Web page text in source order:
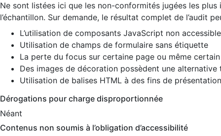
Ne sont listées ici que les non-conformités jugées les
l’échantillon. Sur demande, le résultat complet de l’audit
L’utilisation de composants JavaScript non
Utilisation de champs de formulaire sans étiquette
La perte du focus sur certaine page ou même
Des images de décoration possèdent une alternative
Utilisation de balises HTML à des fins de
Dérogations pour charge disproportionnée
Néant
Contenus non soumis à l’obligation d’accessibilité